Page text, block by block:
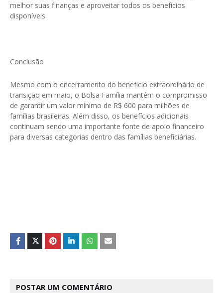
melhor suas finanças e aproveitar todos os benefícios
disponíveis.
Conclusão
Mesmo com o encerramento do benefício extraordinário de
transição em maio, o Bolsa Família mantém o compromisso
de garantir um valor mínimo de R$ 600 para milhões de
famílias brasileiras. Além disso, os benefícios adicionais
continuam sendo uma importante fonte de apoio financeiro
para diversas categorias dentro das famílias beneficiárias.
POSTAR UM COMENTÁRIO